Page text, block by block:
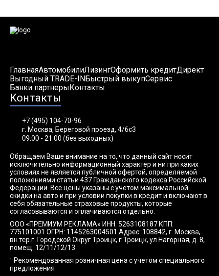
ГлавнаяАвтомобилиЛизингОформить кредитДирект
Выгодный TRADE-INБыстрый выкупСервис
Банки партнерыКонтакты
Контакты
+7 (495) 104-70-96
г. Москва, Береговой проезд, 4/6с3
09:00 - 21:00 (без выходных)
Обращаем Ваше внимание на то, что данный сайт носит
исключительно информационный характер и ни при каких
условиях не является публичной офертой, определяемой
положениями статьи 437 Гражданского кодекса Российской
Федерации. Все цены указаны с учетом максимальной
скидки на авто и при условии покупки в кредит и включают в
себя обязательные страховые продукты, которые
согласовываются и оплачиваются отдельно.
ООО «ПРЕМИУМ РЕКЛАМА» ИНН: 5263108187 КПП:
775101001 ОГРН: 1145263004501 Адрес: 108842, г. Москва,
вн.тер.г. Городской Округ Троицк, г Троицк, ул Нагорная, д. 8,
помещ. 12/11/12/13
¹ Рекомендованная розничная цена с учетом специального
предложения